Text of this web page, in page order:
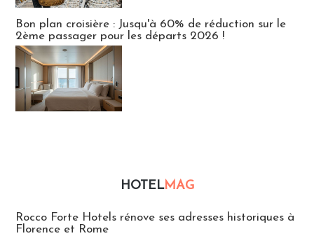
Bon plan croisière : Jusqu'à 60% de réduction sur le
2ème passager pour les départs 2026 !
HOTELMAG
Rocco Forte Hotels rénove ses adresses historiques à
Florence et Rome